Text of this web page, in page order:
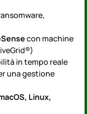
con machine
in tempo reale
una gestione
Linux,